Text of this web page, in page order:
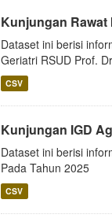
Kunjungan Rawat
Dataset ini berisi
Geriatri RSUD Prof.
CSV
Kunjungan IGD
Dataset ini berisi
Pada Tahun 2025
CSV